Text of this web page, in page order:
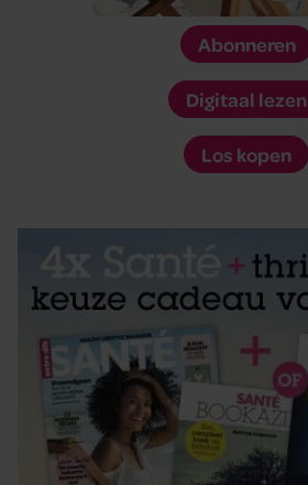
Abonneren
Digitaal lezen
Los kopen